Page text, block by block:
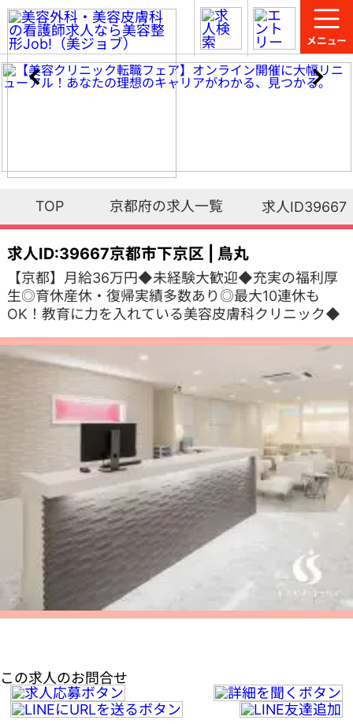
TOP 京都府の求人一覧 求人ID39667
求人ID:39667京都市下京区 | 鳥丸
【京都】月給36万円◆未経験大歓迎◆充実の福利厚
生◎育休産休・復帰実績多数あり◎最大10連休も
OK！教育に力を入れている美容皮膚科クリニック◆
この求人のお問合せ